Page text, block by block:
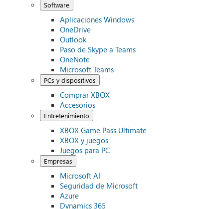
Software
Aplicaciones Windows
OneDrive
Outlook
Paso de Skype a Teams
OneNote
Microsoft Teams
PCs y dispositivos
Comprar XBOX
Accesorios
Entretenimiento
XBOX Game Pass Ultimate
XBOX y juegos
Juegos para PC
Empresas
Microsoft AI
Seguridad de Microsoft
Azure
Dynamics 365